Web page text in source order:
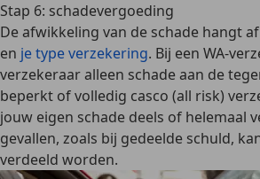
Stap 6: schadevergoeding
De afwikkeling van de schade hangt
en je type verzekering. Bij een WA-
verzekeraar alleen schade aan de
beperkt of volledig casco (all risk)
jouw eigen schade deels of helemaal
gevallen, zoals bij gedeelde schuld,
verdeeld worden.